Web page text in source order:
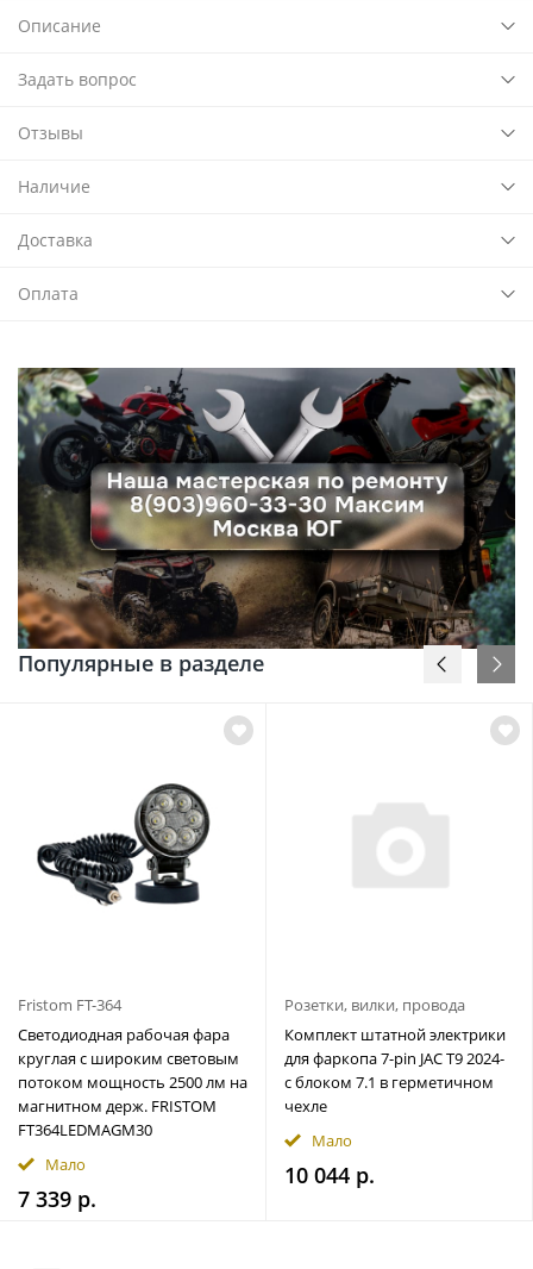
Описание
Задать вопрос
Отзывы
Наличие
Доставка
Оплата
Популярные в разделе
Fristom FT-364
Светодиодная рабочая фара
круглая с широким световым
потоком мощность 2500 лм на
магнитном держ. FRISTOM
FT364LEDMAGM30
Мало
7 339 р.
Розетки, вилки, провода
Комплект штатной электрики
для фаркопа 7-pin JAC T9 2024-
с блоком 7.1 в герметичном
чехле
Мало
10 044 р.